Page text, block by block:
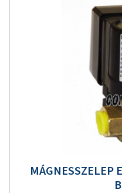
MÁGNESSZELEP